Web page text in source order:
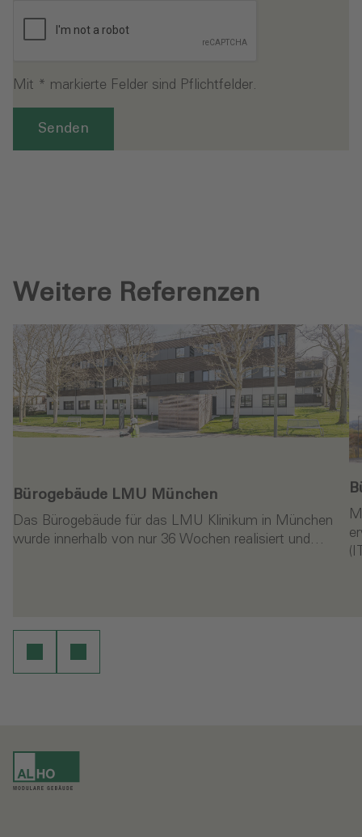
Mit * markierte Felder sind Pflichtfelder.
Senden
Weitere Referenzen
Bürogebäude LMU München
Das Bürogebäude für das LMU Klinikum in München
wurde innerhalb von nur 36 Wochen realisiert und…